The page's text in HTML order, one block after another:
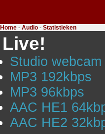
Home - Audio - Statistieken
Live!
Studio webcam
MP3 192kbps
MP3 96kbps
AAC HE1
AAC HE2